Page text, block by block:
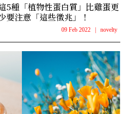
5種「植物性蛋白質」比雞蛋更
要注意「這些徵兆」！
09 Feb 2022 novelty